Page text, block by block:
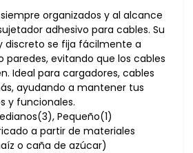
organizados y al alcance
adhesivo para cables. Su
discreto se fija fácilmente a
paredes, evitando que los cables
Ideal para cargadores, cables
ayudando a mantener tus
y funcionales.
Pequeño(1)
a partir de materiales
o caña de azúcar)